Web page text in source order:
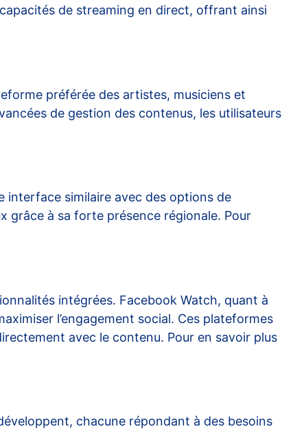
de streaming en direct, offrant ainsi
préférée des artistes, musiciens et
de gestion des contenus, les utilisateurs
interface similaire avec des options de
grâce à sa forte présence régionale. Pour
intégrées. Facebook Watch, quant à
l’engagement social. Ces plateformes
avec le contenu. Pour en savoir plus
chacune répondant à des besoins